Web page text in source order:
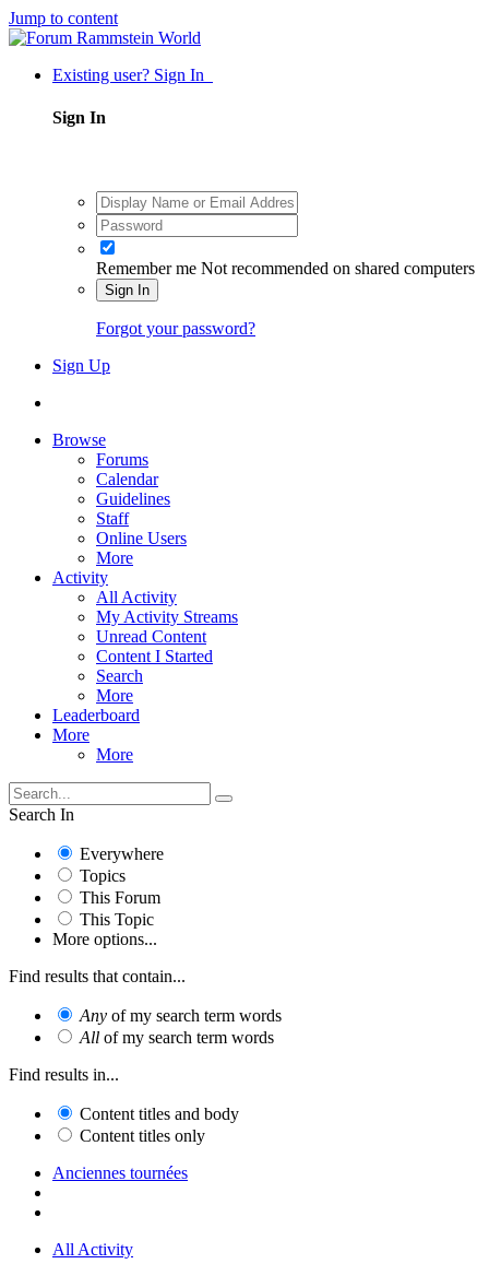
Jump to content
Existing user? Sign In
Sign In
Remember me Not recommended on shared computers
Sign In
Forgot your password?
Sign Up
Browse
Forums
Calendar
Guidelines
Staff
Online Users
More
Activity
All Activity
My Activity Streams
Unread Content
Content I Started
Search
More
Leaderboard
More
More
Search In
Everywhere
Topics
This Forum
This Topic
More options...
Find results that contain...
Any of my search term words
All of my search term words
Find results in...
Content titles and body
Content titles only
Anciennes tournées
All Activity